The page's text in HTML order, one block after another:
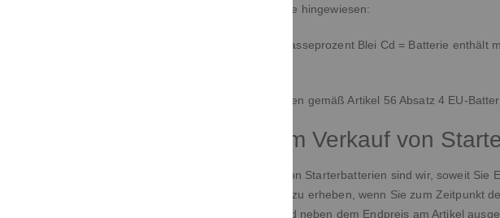
Mülltonne auf die jeweiligen Schadstoffe hingewiesen:
Pb = Batterie enthält mehr als 0,004 Masseprozent Blei Cd = Batterie
Informationen zu den enthaltenen Kosten gemäß Artikel 56 Absatz 4 EU-
Besonderheiten beim Verkauf von
Im Zusammenhang mit dem Vertrieb von Starterbatterien sind wir, soweit
7,50 Euro einschließlich Umsatzsteuer zu erheben, wenn Sie zum Zeitpunkt
ist nicht im Kaufpreis enthalten und wird neben dem Endpreis am Artikel